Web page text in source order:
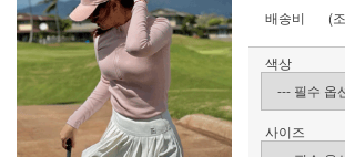
배송비
(
색상
사이즈